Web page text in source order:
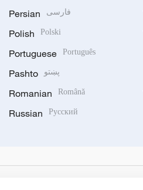
Persian فارسی
Polish Polski
Portuguese Português
Pashto پښتو
Romanian Română
Russian Русский